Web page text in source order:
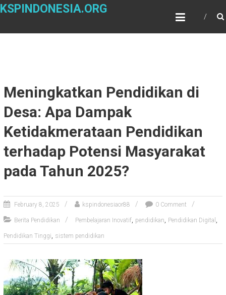
Skip
KSPINDONESIA.ORG
Meningkatkan Pendidikan di
Desa: Apa Dampak
Ketidakmerataan Pendidikan
terhadap Potensi Masyarakat
pada Tahun 2025?
February 8, 2025 kspindonesiaor88 0 Comment
Berita Pendidikan Pembelajaran Inovatif, pendidikan, Pendidikan Digital ,
Pendidikan Tinggi, sistem pendidikan